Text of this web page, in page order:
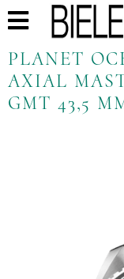
PLANET
AXIAL
GMT 43,5